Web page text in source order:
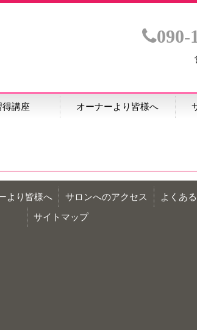
090-
講座 オーナーより皆様へ
より皆様へ サロンへのアクセス よくあ
サイトマップ